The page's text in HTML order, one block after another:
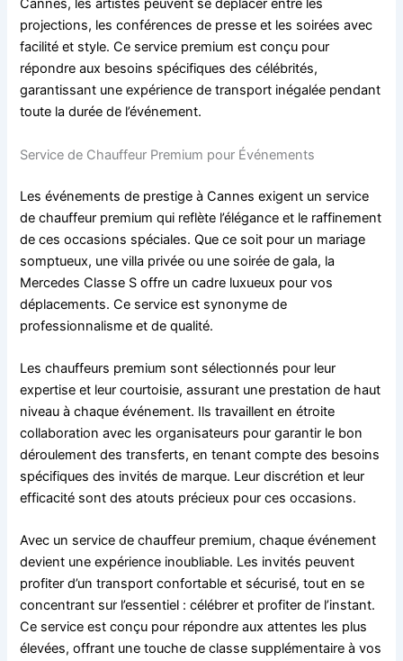
Cannes, les artistes peuvent se déplacer entre les
projections, les conférences de presse et les soirées avec
facilité et style. Ce service premium est conçu pour
répondre aux besoins spécifiques des célébrités,
garantissant une expérience de transport inégalée pendant
toute la durée de l’événement.
Service de Chauffeur Premium pour Événements
Les événements de prestige à Cannes exigent un service
de chauffeur premium qui reflète l’élégance et le raffinement
de ces occasions spéciales. Que ce soit pour un mariage
somptueux, une villa privée ou une soirée de gala, la
Mercedes Classe S offre un cadre luxueux pour vos
déplacements. Ce service est synonyme de
professionnalisme et de qualité.
Les chauffeurs premium sont sélectionnés pour leur
expertise et leur courtoisie, assurant une prestation de haut
niveau à chaque événement. Ils travaillent en étroite
collaboration avec les organisateurs pour garantir le bon
déroulement des transferts, en tenant compte des besoins
spécifiques des invités de marque. Leur discrétion et leur
efficacité sont des atouts précieux pour ces occasions.
Avec un service de chauffeur premium, chaque événement
devient une expérience inoubliable. Les invités peuvent
profiter d’un transport confortable et sécurisé, tout en se
concentrant sur l’essentiel : célébrer et profiter de l’instant.
Ce service est conçu pour répondre aux attentes les plus
élevées, offrant une touche de classe supplémentaire à vos